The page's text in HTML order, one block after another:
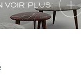
VOIR PLUS